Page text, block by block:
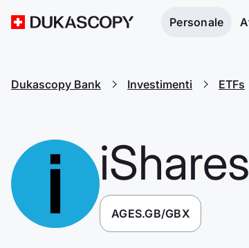
Personale
Dukascopy Bank Investimenti ETFs
AGES.GB/GBX